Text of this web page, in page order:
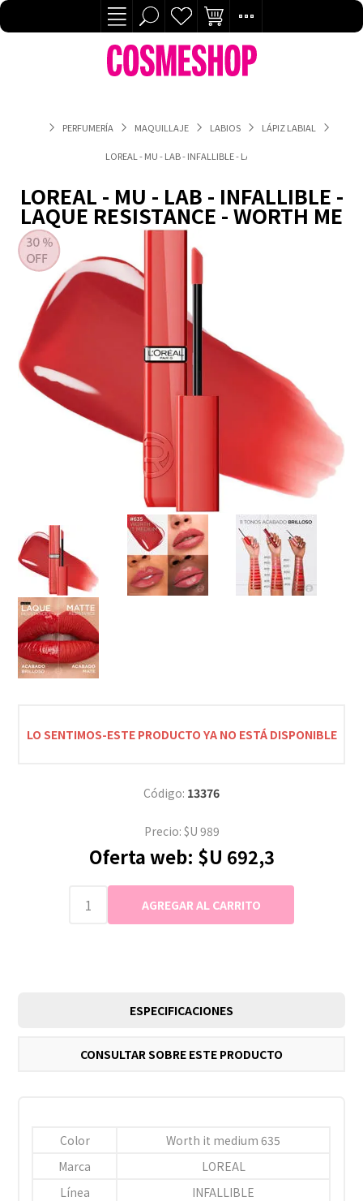
PERFUMERÍA MAQUILLAJE LABIOS LÁPIZ LABIAL
LOREAL - MU - LAB - INFALLIBLE - LAQUE RESISTANCE - WORTH
LOREAL - MU - LAB - INFALLIBLE -
LAQUE RESISTANCE - WORTH ME
LO SENTIMOS-ESTE PRODUCTO YA NO ESTÁ DISPONIBLE
Código: 13376
Precio: $U 989
Oferta web: $U 692,3
ESPECIFICACIONES
CONSULTAR SOBRE ESTE PRODUCTO
Color
Worth it medium 635
Marca
LOREAL
Línea
INFALLIBLE